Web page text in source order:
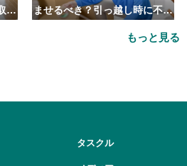
の
ませるべき？引っ越し時に不用
もっと見る
タスクル